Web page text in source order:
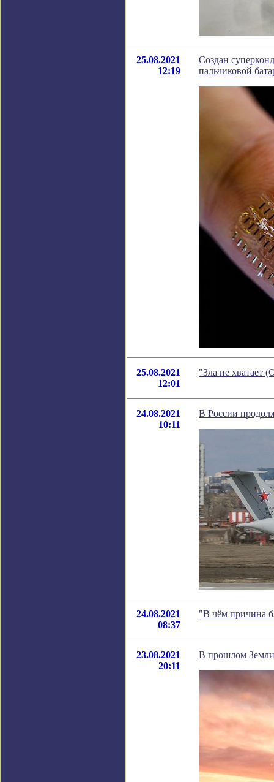
25.08.2021
12:19
Создан
пальчиковой
25.08.2021
12:01
"Зла не хватает
24.08.2021
10:11
В России
24.08.2021
08:37
"В чём причина
23.08.2021
20:11
В прошлом Земли